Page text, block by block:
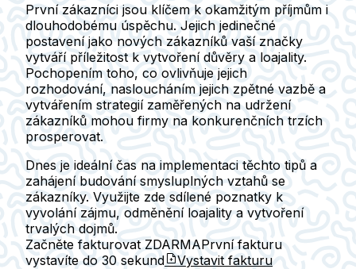
První zákazníci jsou klíčem k okamžitým příjmům i
dlouhodobému úspěchu. Jejich jedinečné
postavení jako nových zákazníků vaší značky
vytváří příležitost k vytvoření důvěry a loajality.
Pochopením toho, co ovlivňuje jejich
rozhodování, nasloucháním jejich zpětné vazbě a
vytvářením strategií zaměřených na udržení
zákazníků mohou firmy na konkurenčních trzích
prosperovat.
Dnes je ideální čas na implementaci těchto tipů a
zahájení budování smysluplných vztahů se
zákazníky. Využijte zde sdílené poznatky k
vyvolání zájmu, odměnění loajality a vytvoření
trvalých dojmů.
Začněte fakturovat ZDARMAPrvní fakturu
vystavíte do 30 sekund Vystavit fakturu